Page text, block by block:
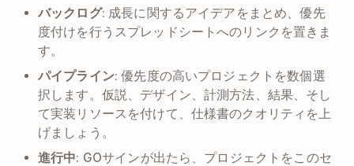
バックログ: 成長に関するアイデアをまとめ、優先
度付けを行うスプレッドシートへのリンクを置きま
す。
パイプライン: 優先度の高いプロジェクトを数個選
択します。仮説、デザイン、計測方法、結果、そし
て実装リソースを付けて、仕様書のクオリティを上
げましょう。
進行中: GOサインが出たら、プロジェクトをこのセ